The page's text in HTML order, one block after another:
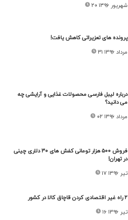
۲۰ شهریور ۱۳۹۶
پرونده های تعزیراتی کاهش یافت!
۳۱ مرداد ۱۳۹۶
درباره لیبل فارسی محصولات غذایی و آرایشی چه
می دانید؟
۰۲ مرداد ۱۳۹۶
فروش ۵۰۰ هزار تومانی کفش های ۳۰ دلاری چینی
در تهران!
۱۷ تیر ۱۳۹۶
۲ راه غیر اقتصادی کردن قاچاق کالا در کشور
۱۶ تیر ۱۳۹۶